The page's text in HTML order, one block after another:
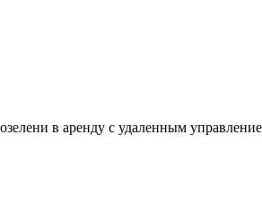
в аренду с удаленным